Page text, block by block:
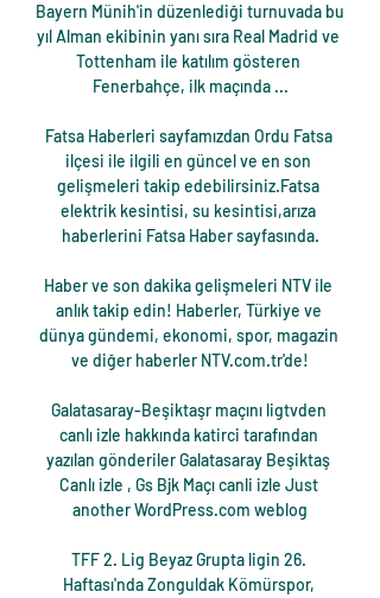
Bayern Münih'in düzenlediği turnuvada bu
yıl Alman ekibinin yanı sıra Real Madrid ve
Tottenham ile katılım gösteren
Fenerbahçe, ilk maçında ...
Fatsa Haberleri sayfamızdan Ordu Fatsa
ilçesi ile ilgili en güncel ve en son
gelişmeleri takip edebilirsiniz.Fatsa
elektrik kesintisi, su kesintisi,arıza
haberlerini Fatsa Haber sayfasında.
Haber ve son dakika gelişmeleri NTV ile
anlık takip edin! Haberler, Türkiye ve
dünya gündemi, ekonomi, spor, magazin
ve diğer haberler NTV.com.tr'de!
Galatasaray-Beşiktaşr maçını ligtvden
canlı izle hakkında katirci tarafından
yazılan gönderiler Galatasaray Beşiktaş
Canlı izle , Gs Bjk Maçı canli izle Just
another WordPress.com weblog
TFF 2. Lig Beyaz Grupta ligin 26.
Haftası'nda Zonguldak Kömürspor,